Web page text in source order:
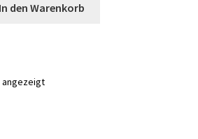
In den Warenkorb
angezeigt